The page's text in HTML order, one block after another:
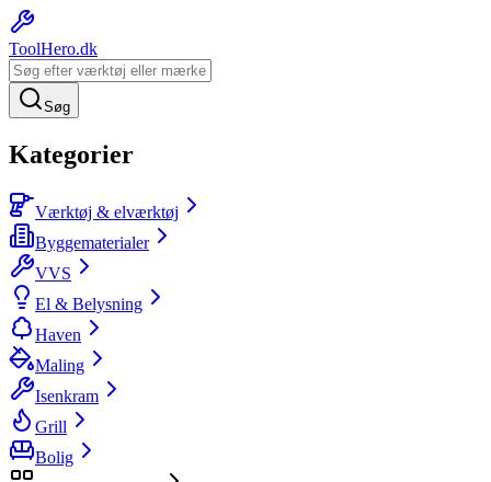
ToolHero.dk
Søg
Kategorier
Værktøj & elværktøj
Byggematerialer
VVS
El & Belysning
Haven
Maling
Isenkram
Grill
Bolig